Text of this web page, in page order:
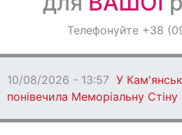
ОголошенняТелефонуйте +38
10/08/2026 - 13:57 У
понівечила Меморіальну Стіну